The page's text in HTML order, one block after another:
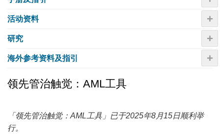
活动资​​料 +
研究 +
海外参考资料及指引 +
领先管治触觉：AML工具
「领先管治触觉：AML工具」已于2025年8月15日顺利举
行。